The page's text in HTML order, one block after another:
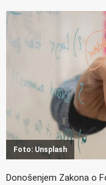
Foto: Unsplash
Donošenjem Zakona o